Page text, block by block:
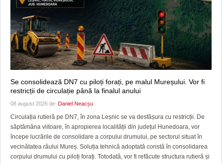
Se consolidează DN7 cu piloți forați, pe malul Mureșului. Vor fi
restricții de circulație până la finalul anului
08 august 2026 de: Daniel Neacșu
Circulația rutieră pe DN7, în zona Leșnic se va desfășura cu restricții. De
săptămâna viitoare, în apropierea localității din județul Hunedoara, vor
începe lucrările de consolidare a corpului drumului, pe sectorul situat în
vecinătatea râului Mureș. Soluția tehnică adoptată constă în consolidarea
corpului drumului cu piloți forați. Totodată, vor fi refăcute structura rutieră și